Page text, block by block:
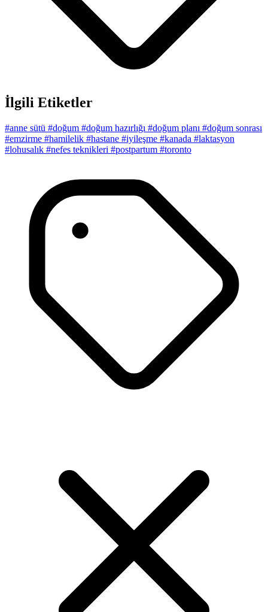
İlgili Etiketler
#anne sütü #doğum #doğum hazırlığı #doğum planı #doğum sonrası
#emzirme #hamilelik #hastane #iyileşme #kanada #laktasyon
#lohusalık #nefes teknikleri #postpartum #toronto